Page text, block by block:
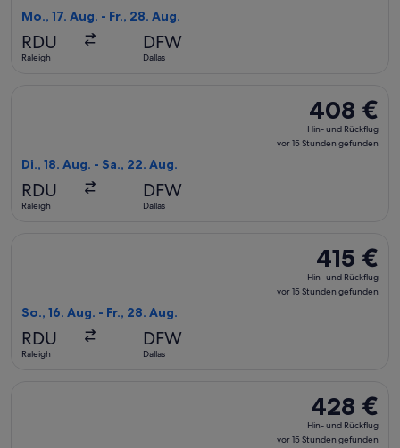
Mo., 17. Aug. - Fr., 28. Aug.
RDU
Raleigh
DFW
Dallas
408 €
Hin-
und
408 €
Hin- und Rückflug
vor 15 Stunden gefunden
Di., 18. Aug. - Sa., 22. Aug.
RDU
Raleigh
DFW
Dallas
415 €
Hin-
und
415 €
Hin- und Rückflug
vor 15 Stunden gefunden
So., 16. Aug. - Fr., 28. Aug.
RDU
Raleigh
DFW
Dallas
428 €
Hin-
und
428 €
Hin- und Rückflug
vor 15 Stunden gefunden